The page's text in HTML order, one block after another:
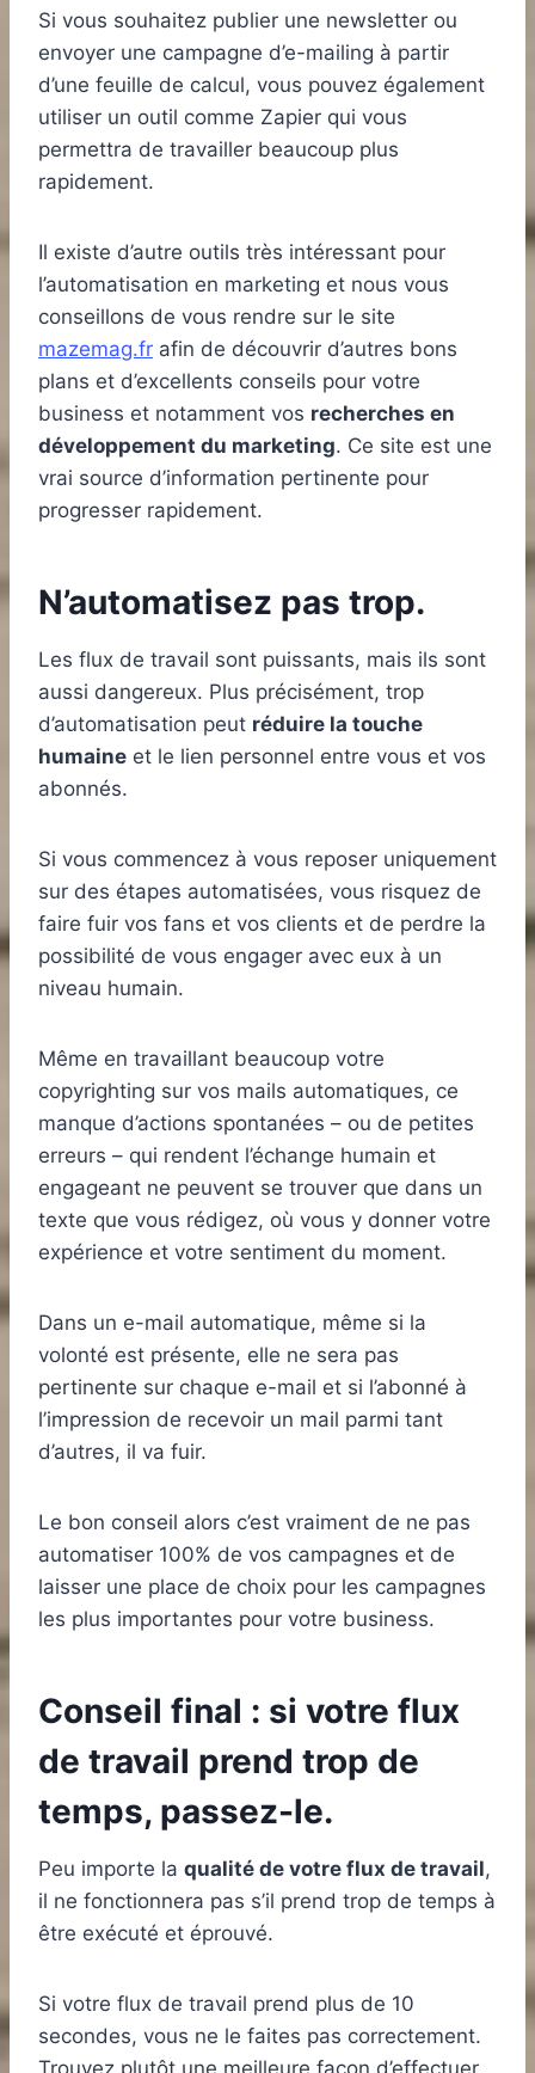
Si vous souhaitez publier une newsletter ou
envoyer une campagne d’e-mailing à partir
d’une feuille de calcul, vous pouvez également
utiliser un outil comme Zapier qui vous
permettra de travailler beaucoup plus
rapidement.
Il existe d’autre outils très intéressant pour
l’automatisation en marketing et nous vous
conseillons de vous rendre sur le site
mazemag.fr afin de découvrir d’autres bons
plans et d’excellents conseils pour votre
business et notamment vos recherches en
développement du marketing. Ce site est une
vrai source d’information pertinente pour
progresser rapidement.
N’automatisez pas trop.
Les flux de travail sont puissants, mais ils sont
aussi dangereux. Plus précisément, trop
d’automatisation peut réduire la touche
humaine et le lien personnel entre vous et vos
abonnés.
Si vous commencez à vous reposer uniquement
sur des étapes automatisées, vous risquez de
faire fuir vos fans et vos clients et de perdre la
possibilité de vous engager avec eux à un
niveau humain.
Même en travaillant beaucoup votre
copyrighting sur vos mails automatiques, ce
manque d’actions spontanées – ou de petites
erreurs – qui rendent l’échange humain et
engageant ne peuvent se trouver que dans un
texte que vous rédigez, où vous y donner votre
expérience et votre sentiment du moment.
Dans un e-mail automatique, même si la
volonté est présente, elle ne sera pas
pertinente sur chaque e-mail et si l’abonné à
l’impression de recevoir un mail parmi tant
d’autres, il va fuir.
Le bon conseil alors c’est vraiment de ne pas
automatiser 100% de vos campagnes et de
laisser une place de choix pour les campagnes
les plus importantes pour votre business.
Conseil final : si votre flux
de travail prend trop de
temps, passez-le.
Peu importe la qualité de votre flux de travail,
il ne fonctionnera pas s’il prend trop de temps à
être exécuté et éprouvé.
Si votre flux de travail prend plus de 10
secondes, vous ne le faites pas correctement.
Trouvez plutôt une meilleure façon d’effectuer